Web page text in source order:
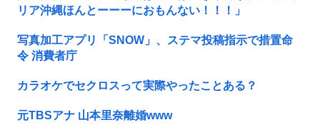
リア沖縄ほんとーーーにおもんない！！！」
写真加工アプリ「SNOW」、ステマ投稿指示で措置命
令 消費者庁
カラオケでセクロスって実際やったことある？
元TBSアナ 山本里奈離婚www